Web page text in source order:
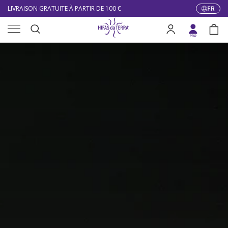
Aller au contenu
LIVRAISON GRATUITE À PARTIR DE 100 €
DU 27/07 AU 09/08 : SERVICE CLIENT DE 9h30 À 12h30.
Langue
FR
Recherche Se connecter